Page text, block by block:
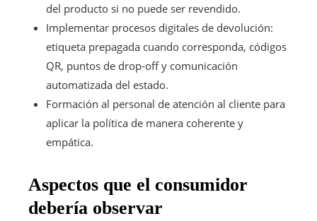
del producto si no puede ser revendido.
Implementar procesos digitales de devolución:
etiqueta prepagada cuando corresponda, códigos
QR, puntos de drop-off y comunicación
automatizada del estado.
Formación al personal de atención al cliente para
aplicar la política de manera coherente y
empática.
Aspectos que el consumidor
debería observar